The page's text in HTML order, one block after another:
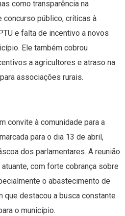
como transparência na
concurso público, críticas à
e falta de incentivo a novos
Ele também cobrou
a agricultores e atraso na
associações rurais.
convite à comunidade para a
para o dia 13 de abril,
dos parlamentares. A reunião
com forte cobrança sobre
o abastecimento de
que destacou a busca constante
o município.